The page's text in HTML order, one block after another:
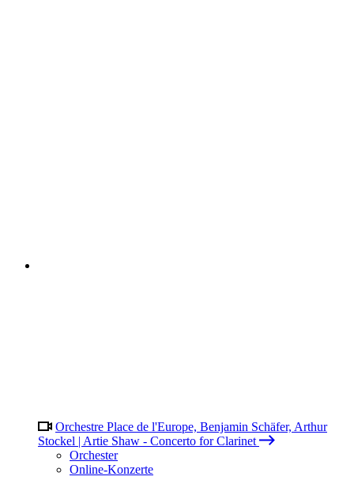
Orchestre Place de l'Europe, Benjamin Schäfer, Arthur
Stockel | Artie Shaw - Concerto for Clarinet
Orchester
Online-Konzerte